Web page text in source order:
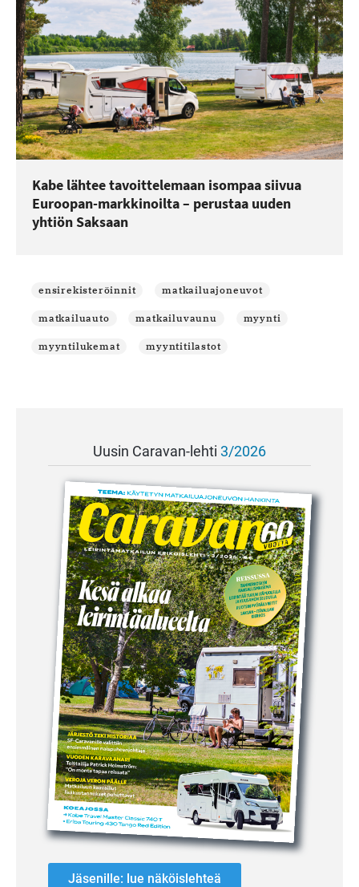
Kabe lähtee tavoittelemaan isompaa siivua
Euroopan-markkinoilta – perustaa uuden
yhtiön Saksaan
ensirekisteröinnit matkailuajoneuvot
matkailuauto matkailuvaunu myynti
myyntilukemat myyntitilastot
Uusin Caravan-lehti 3/2026
Jäsenille: lue näköislehteä